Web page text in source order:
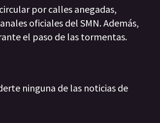
por calles anegadas,
oficiales del SMN. Además,
el paso de las tormentas.
ninguna de las noticias de